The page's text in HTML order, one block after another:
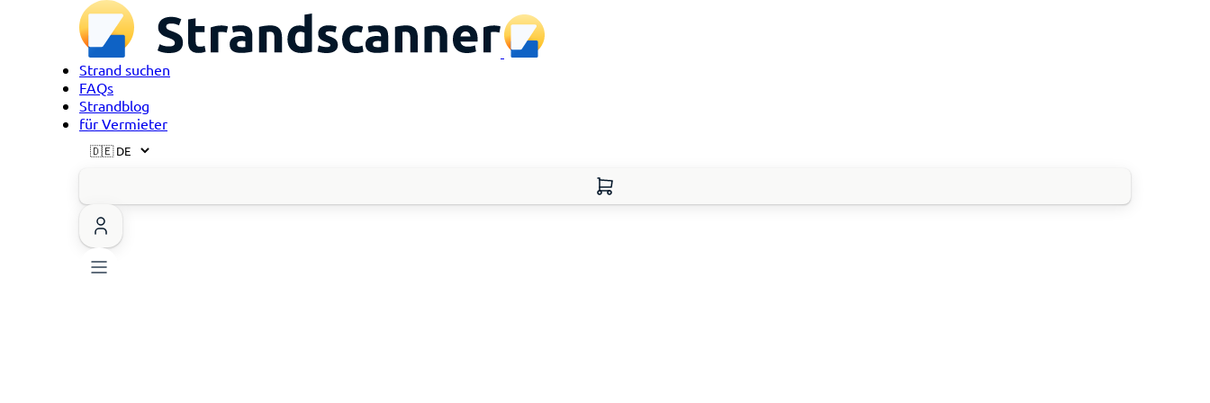
Strand suchen
FAQs
Strandblog
für Vermieter